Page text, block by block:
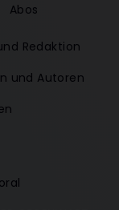
Abos
Redaktion
und Autoren